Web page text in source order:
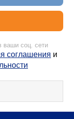
ваши соц. сети
соглашения и